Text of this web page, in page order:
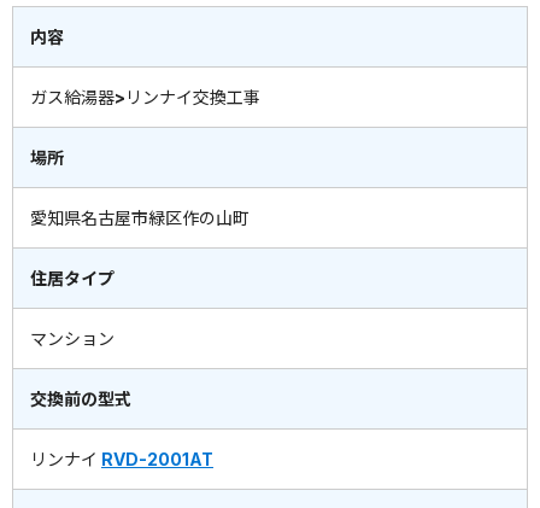
内容
ガス給湯器>リンナイ交換工事
場所
愛知県名古屋市緑区作の山町
住居タイプ
マンション
交換前の型式
リンナイ RVD-2001AT